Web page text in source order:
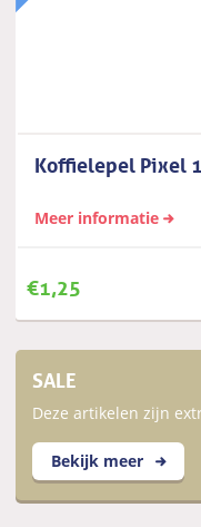
Koffielepel Pixel
Meer informatie
€1,25
SALE
Deze artikelen zijn
Bekijk meer